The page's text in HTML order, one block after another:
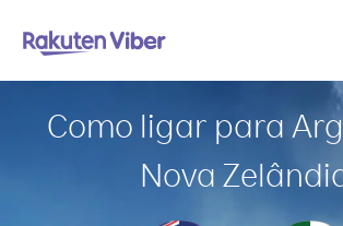
Como ligar para
Nova